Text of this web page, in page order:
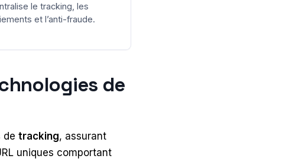
le tracking, les
et l’anti-fraude.
de
de tracking, assurant
uniques comportant